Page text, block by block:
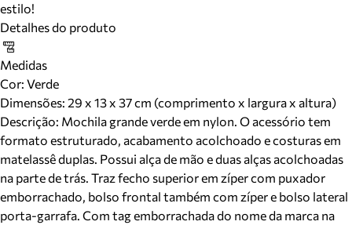
estilo!
Detalhes do produto
Medidas
Cor: Verde
Dimensões: 29 x 13 x 37 cm (comprimento x largura x altura)
Descrição: Mochila grande verde em nylon. O acessório tem
formato estruturado, acabamento acolchoado e costuras em
matelassê duplas. Possui alça de mão e duas alças acolchoadas
na parte de trás. Traz fecho superior em zíper com puxador
emborrachado, bolso frontal também com zíper e bolso lateral
porta-garrafa. Com tag emborrachada do nome da marca na